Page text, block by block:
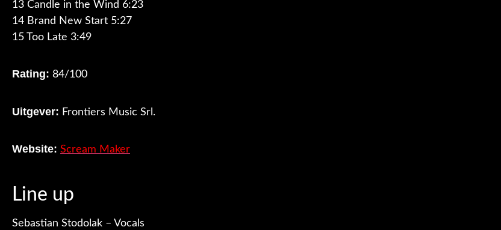
13 Candle in the Wind 6:23
14 Brand New Start 5:27
15 Too Late 3:49
Rating: 84/100
Uitgever: Frontiers Music Srl.
Website: Scream Maker
Line up
Sebastian Stodolak – Vocals